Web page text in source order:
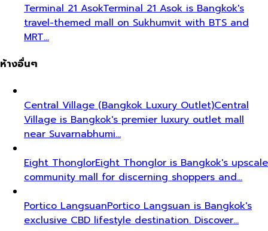
Terminal 21 AsokTerminal 21 Asok is Bangkok's
travel-themed mall on Sukhumvit with BTS and
MRT…
ห้างอื่นๆ
Central Village (Bangkok Luxury Outlet)Central
Village is Bangkok's premier luxury outlet mall
near Suvarnabhumi…
Eight ThonglorEight Thonglor is Bangkok's upscale
community mall for discerning shoppers and…
Portico LangsuanPortico Langsuan is Bangkok's
exclusive CBD lifestyle destination. Discover…